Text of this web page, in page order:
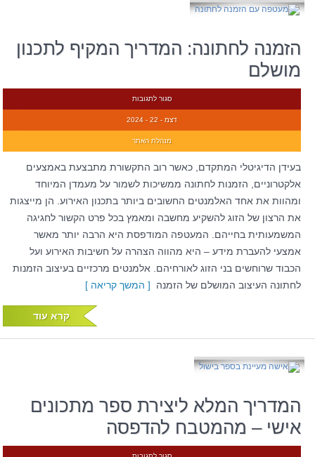
הזמנה לחתונה: המדריך המקיף לתכנון
מושלם
סגור לתגובות
דצמ - 22 - 2024
מנהלת האתר
בעידן הדיגיטלי המתקדם, כאשר רוב התקשורת מתבצעת באמצעים
אלקטרוניים, הזמנות לחתונה ממשיכות לשמור על מעמדן המיוחד
ומהוות את אחד האלמנטים החשובים ביותר בתכנון האירוע. הן מייצגות
את הרצון של הזוג להשקיע מחשבה ומאמץ בכל פרט הקשור לחגיגה
המשמעותית בחייהם. המעטפה המודפסת היא הרבה יותר מאשר
אמצעי להעברת מידע – היא מהווה הצהרה על חשיבות האירוע ועל
הכבוד שרוחשים בני הזוג לאורחיהם. אלמנטים מרכזיים בעיצוב הזמנות
לחתונה העיצוב המושלם של הזמנה [ המשך קריאה ]
קרא עוד
המדריך המלא ליצירת ספר מתכונים
אישי – מהמטבח להדפסה